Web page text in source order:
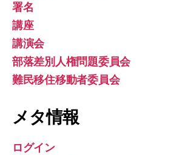
署名
講座
講演会
部落差別人権問題委員会
難民移住移動者委員会
メタ情報
ログイン